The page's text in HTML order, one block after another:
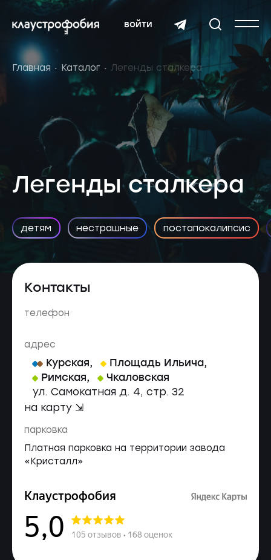
войти
Главная Каталог Легенды сталкера
Легенды сталкера
детям нестрашные постапокалипсис
Контакты
телефон
адрес
Курская, Площадь Ильича,
Римская, Чкаловская
ул. Самокатная д. 4, стр. 32
на карту ⇲
парковка
Платная парковка на территории завода
«Кристалл»